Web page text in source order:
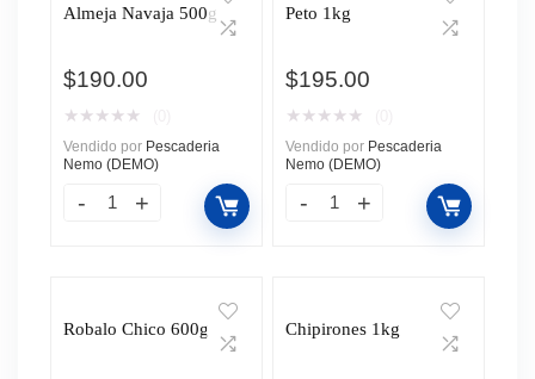
Almeja Navaja 500g
$190.00
★ ★ ★ ★ ★
Vendido por Pescaderia
Nemo (DEMO)
Peto 1kg
$195.00
★ ★ ★ ★ ★
Vendido por Pescaderia
Nemo (DEMO)
Robalo Chico 600g Chipirones 1kg